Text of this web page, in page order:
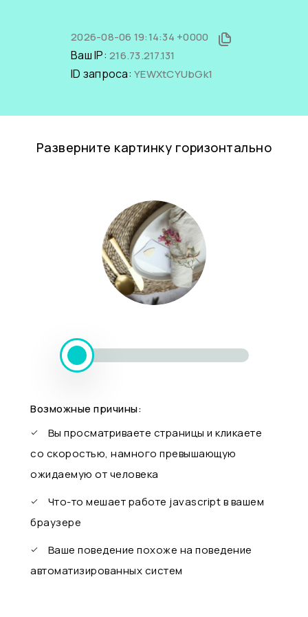
2026-08-06 19:14:34 +0000
Ваш IP: 216.73.217.131
ID запроса: YEWXtCYUbGk1
Разверните картинку горизонтально
Возможные причины:
Вы просматриваете страницы и кликаете
со скоростью, намного превышающую
ожидаемую от человека
Что-то мешает работе javascript в вашем
браузере
Ваше поведение похоже на поведение
автоматизированных систем